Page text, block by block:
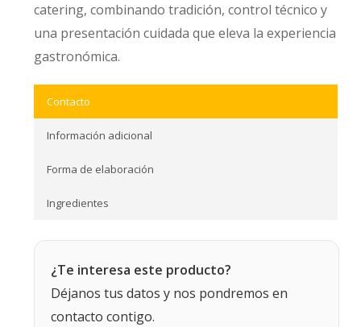
catering, combinando tradición, control técnico y
una presentación cuidada que eleva la experiencia
gastronómica.
Contacto
Información adicional
Forma de elaboración
Ingredientes
¿Te interesa este producto?
Déjanos tus datos y nos pondremos en
contacto contigo.